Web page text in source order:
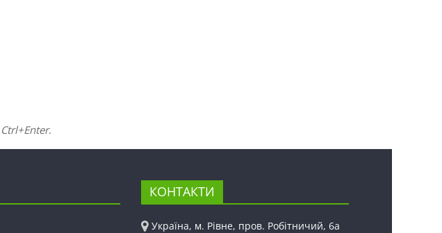
Ctrl+Enter.
КОНТАКТИ
Україна, м. Рівне, пров. Робітничий, 6а